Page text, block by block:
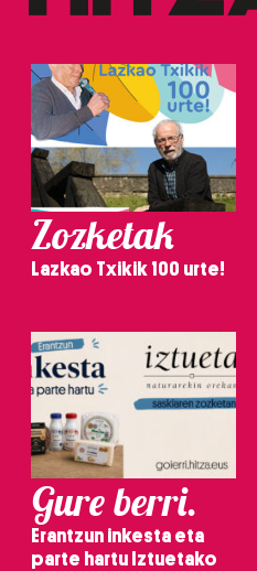
Zozketak
Lazkao Txikik 100 urte!
Gure berri.
Erantzun inkesta eta
parte hartu Iztuetako